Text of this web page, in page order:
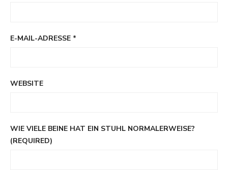
E-MAIL-ADRESSE *
WEBSITE
WIE VIELE BEINE HAT EIN STUHL NORMALERWEISE?
(REQUIRED)